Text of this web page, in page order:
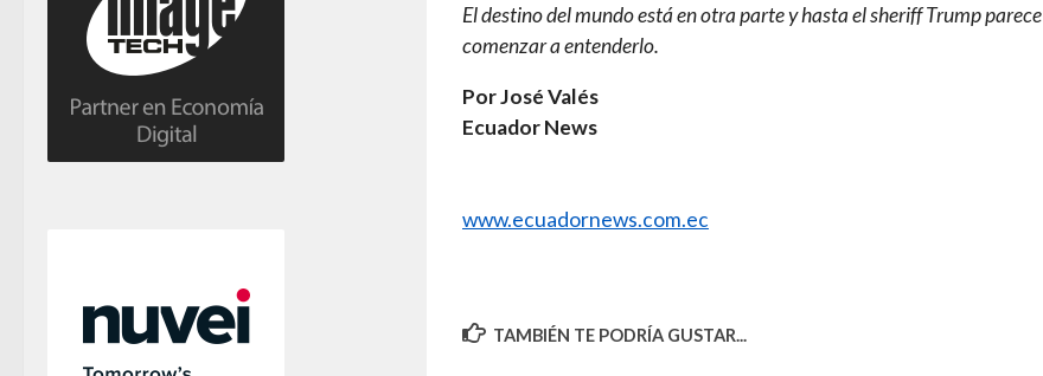
El destino del mundo está en otra parte y hasta el sheriff Trump parece
comenzar a entenderlo.
Por José Valés
Ecuador News
www.ecuadornews.com.ec
TAMBIÉN TE PODRÍA GUSTAR...